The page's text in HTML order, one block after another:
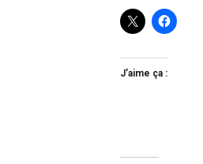
J’aime ça :